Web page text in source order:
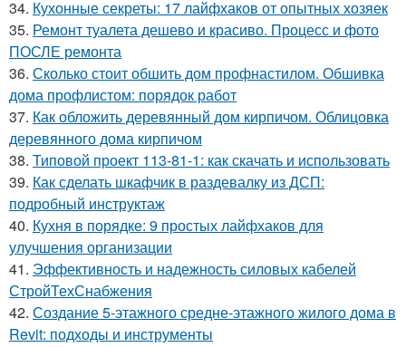
34. Кухонные секреты: 17 лайфхаков от опытных хозяек
35. Ремонт туалета дешево и красиво. Процесс и фото
ПОСЛЕ ремонта
36. Сколько стоит обшить дом профнастилом. Обшивка
дома профлистом: порядок работ
37. Как обложить деревянный дом кирпичом. Облицовка
деревянного дома кирпичом
38. Типовой проект 113-81-1: как скачать и использовать
39. Как сделать шкафчик в раздевалку из ДСП:
подробный инструктаж
40. Кухня в порядке: 9 простых лайфхаков для
улучшения организации
41. Эффективность и надежность силовых кабелей
СтройТехСнабжения
42. Создание 5-этажного средне-этажного жилого дома в
Revit: подходы и инструменты